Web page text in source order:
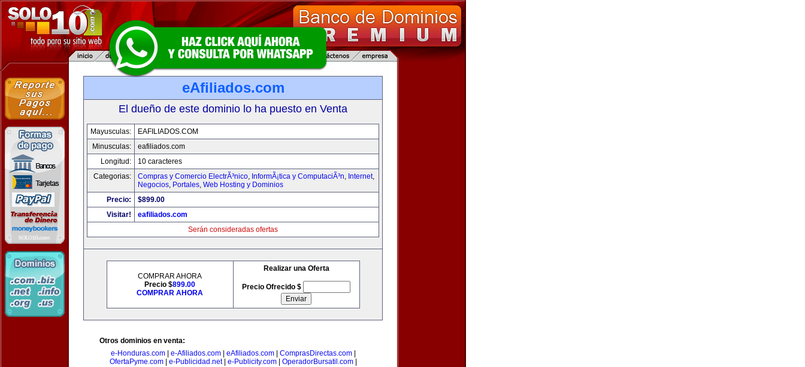
eAfiliados.com
El dueño de este dominio lo ha puesto en Venta
Mayusculas:
EAFILIADOS.COM
Minusculas:
eafiliados.com
Longitud:
10 caracteres
Categorias:
Compras y Comercio ElectrÃ³nico, InformÃ¡tica y ComputaciÃ³n, Internet,
Negocios, Portales, Web Hosting y Dominios
Precio:
$899.00
Visitar!
eafiliados.com
Serán consideradas ofertas
COMPRAR AHORA
Precio $899.00
COMPRAR AHORA
Realizar una Oferta
Precio Ofrecido $
Otros dominios en venta:
e-Honduras.com| e-Afiliados.com| eAfiliados.com| ComprasDirectas.com|
OfertaPyme.com| e-Publicidad.net| e-Publicity.com| OperadorBursatil.com|